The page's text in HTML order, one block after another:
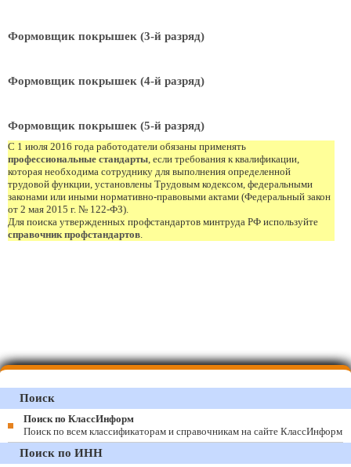
Формовщик покрышек (3-й разряд)
Формовщик покрышек (4-й разряд)
Формовщик покрышек (5-й разряд)
С 1 июля 2016 года работодатели обязаны применять
профессиональные стандарты, если требования к квалификации,
которая необходима сотруднику для выполнения определенной
трудовой функции, установлены Трудовым кодексом, федеральными
законами или иными нормативно-правовыми актами (Федеральный закон
от 2 мая 2015 г. № 122-ФЗ).
Для поиска утвержденных профстандартов минтруда РФ используйте
справочник профстандартов.
Поиск
Поиск по КлассИнформ
Поиск по всем классификаторам и справочникам на сайте КлассИнформ
Поиск по ИНН